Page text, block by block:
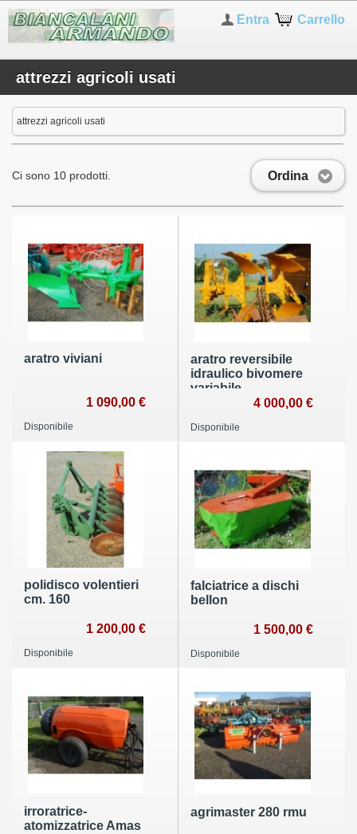
Carrello
Entra
attrezzi agricoli usati
attrezzi agricoli usati
Ordina
Ci sono 10 prodotti.
aratro viviani
1 090,00 €
Disponibile
aratro reversibile
idraulico bivomere
variabile
4 000,00 €
Disponibile
polidisco volentieri
cm. 160
1 200,00 €
Disponibile
falciatrice a dischi
bellon
1 500,00 €
Disponibile
irroratrice-
atomizzatrice Amas
agrimaster 280 rmu